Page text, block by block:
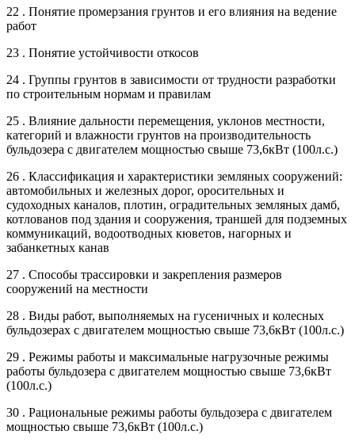
22 . Понятие промерзания грунтов и его влияния на ведение
работ
23 . Понятие устойчивости откосов
24 . Группы грунтов в зависимости от трудности разработки
по строительным нормам и правилам
25 . Влияние дальности перемещения, уклонов местности,
категорий и влажности грунтов на производительность
бульдозера с двигателем мощностью свыше 73,6кВт (100л.с.)
26 . Классификация и характеристики земляных сооружений:
автомобильных и железных дорог, оросительных и
судоходных каналов, плотин, оградительных земляных дамб,
котлованов под здания и сооружения, траншей для подземных
коммуникаций, водоотводных кюветов, нагорных и
забанкетных канав
27 . Способы трассировки и закрепления размеров
сооружений на местности
28 . Виды работ, выполняемых на гусеничных и колесных
бульдозерах с двигателем мощностью свыше 73,6кВт (100л.с.)
29 . Режимы работы и максимальные нагрузочные режимы
работы бульдозера с двигателем мощностью свыше 73,6кВт
(100л.с.)
30 . Рациональные режимы работы бульдозера с двигателем
мощностью свыше 73,6кВт (100л.с.)